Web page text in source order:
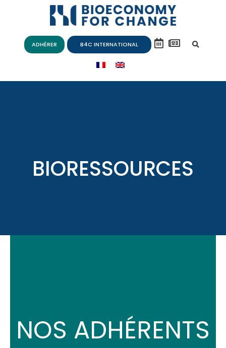
ADHÉRER B4C INTERNATIONAL
BIORESSOURCES
NOS ADHÉRENTS